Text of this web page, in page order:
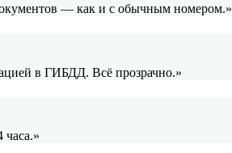
— как и с обычным номером.»
в ГИБДД. Всё прозрачно.»